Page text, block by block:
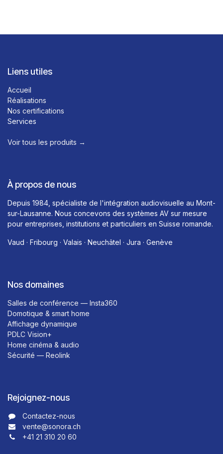
Liens utiles
Accueil
Réalisations
Nos certifications
Services
Voir tous les produits →​
À propos de nous
Depuis 1984, spécialiste de l'intégration audiovisuelle au Mont-
sur-Lausanne. Nous concevons des systèmes AV sur mesure
pour entreprises, institutions et particuliers en Suisse romande.
Vaud · Fribourg · Valais · Neuchâtel · Jura · Genève
Nos domaines
Salles de conférence — Insta360
Domotique & smart home
Affichage dynamique
PDLC Vision+
Home cinéma & audio
Sécurité — Reolink
Rejoignez-nous
Contactez-nous​​
vente@sonora.ch
+41 21 310 20 60